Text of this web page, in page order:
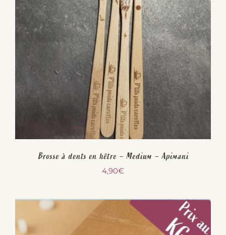
Brosse à dents en hêtre – Medium – Apimani
4,90€